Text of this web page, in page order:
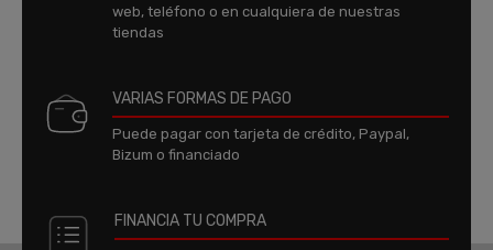
web, teléfono o en cualquiera de nuestras
tiendas
VARIAS FORMAS DE PAGO
Puede pagar con tarjeta de crédito, Paypal,
Bizum o financiado
FINANCIA TU COMPRA